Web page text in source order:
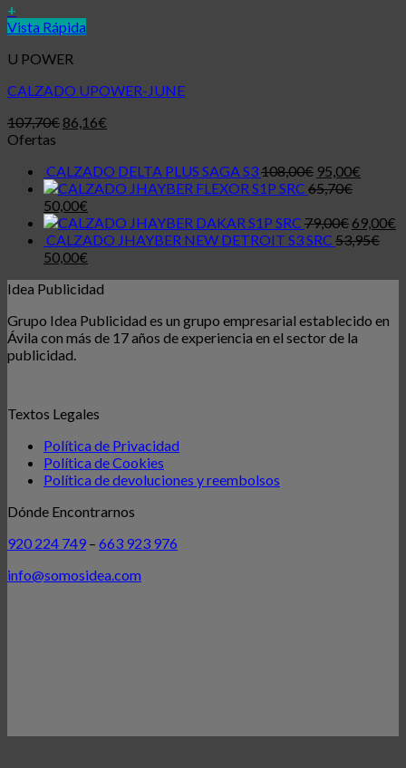
+
Vista Rápida
U POWER
CALZADO UPOWER-JUNE
107,70€ 86,16€
Ofertas
CALZADO DELTA PLUS SAGA S3108,00€ 95,00€
JHAYBER FLEXOR S1P SRC 65,70€
50,00€
JHAYBER DAKAR S1P SRC 79,00€ 69,00€
CALZADO JHAYBER NEW DETROIT S3 SRC 53,95€
50,00€
Idea Publicidad
Grupo Idea Publicidad es un grupo empresarial establecido en
Ávila con más de 17 años de experiencia en el sector de la
publicidad.
Textos Legales
Política de Privacidad
Política de Cookies
Política de devoluciones y reembolsos
Dónde Encontrarnos
920 224 749 – 663 923 976
info@somosidea.com